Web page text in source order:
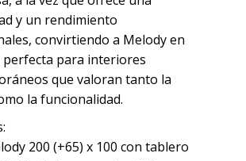
y un rendimiento
convirtiendo a Melody en
perfecta para interiores
que valoran tanto la
la funcionalidad.
200 (+65) x 100 con tablero